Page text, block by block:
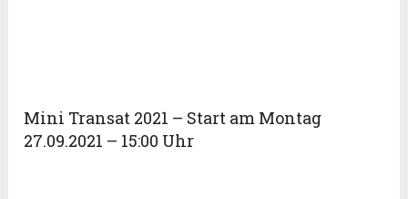
Mini Transat 2021 – Start am Montag
27.09.2021 – 15:00 Uhr